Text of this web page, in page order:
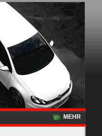
MEHR